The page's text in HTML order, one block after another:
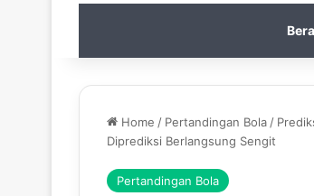
Home / Pertandingan Bola /
Diprediksi Berlangsung Sengit
Pertandingan Bola